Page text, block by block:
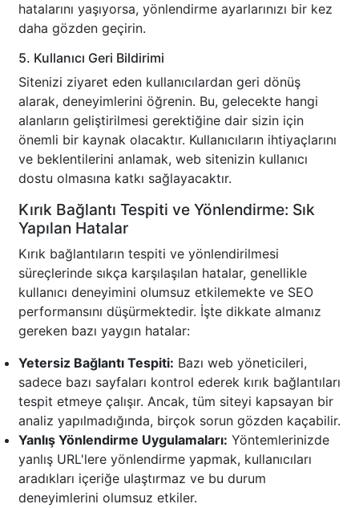
hatalarını yaşıyorsa, yönlendirme ayarlarınızı bir kez
daha gözden geçirin.
5. Kullanıcı Geri Bildirimi
Sitenizi ziyaret eden kullanıcılardan geri dönüş
alarak, deneyimlerini öğrenin. Bu, gelecekte hangi
alanların geliştirilmesi gerektiğine dair sizin için
önemli bir kaynak olacaktır. Kullanıcıların ihtiyaçlarını
ve beklentilerini anlamak, web sitenizin kullanıcı
dostu olmasına katkı sağlayacaktır.
Kırık Bağlantı Tespiti ve Yönlendirme: Sık
Yapılan Hatalar
Kırık bağlantıların tespiti ve yönlendirilmesi
süreçlerinde sıkça karşılaşılan hatalar, genellikle
kullanıcı deneyimini olumsuz etkilemekte ve SEO
performansını düşürmektedir. İşte dikkate almanız
gereken bazı yaygın hatalar:
Yetersiz Bağlantı Tespiti: Bazı web yöneticileri,
sadece bazı sayfaları kontrol ederek kırık bağlantıları
tespit etmeye çalışır. Ancak, tüm siteyi kapsayan bir
analiz yapılmadığında, birçok sorun gözden kaçabilir.
Yanlış Yönlendirme Uygulamaları: Yöntemlerinizde
yanlış URL'lere yönlendirme yapmak, kullanıcıları
aradıkları içeriğe ulaştırmaz ve bu durum
deneyimlerini olumsuz etkiler.